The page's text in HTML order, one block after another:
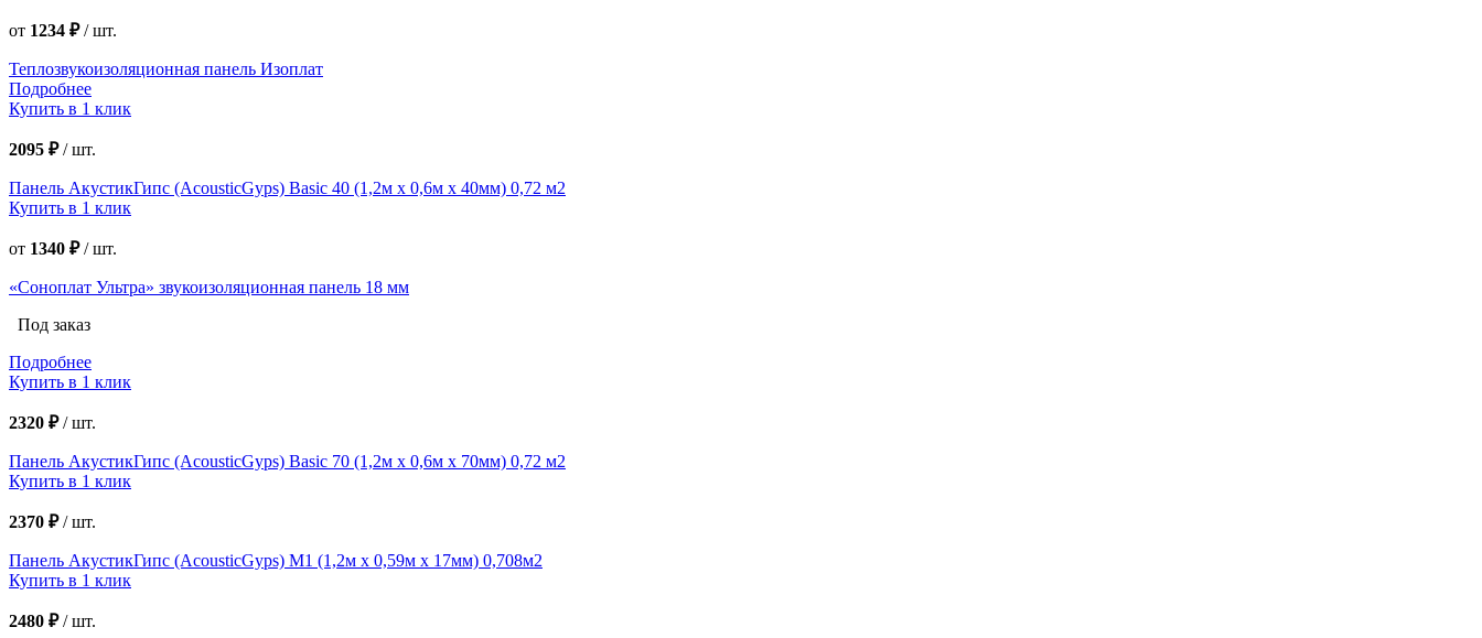
от 1234 ₽/шт.
Теплозвукоизоляционная панель Изоплат
Подробнее
Купить в 1 клик
2095 ₽/шт.
Панель АкустикГипс (AcousticGyps) Basic 40 (1,2м x 0,6м x 40мм) 0,72 м2
Купить в 1 клик
от 1340 ₽/шт.
«Соноплат Ультра» звукоизоляционная панель 18 мм
Под заказ
Подробнее
Купить в 1 клик
2320 ₽/шт.
Панель АкустикГипс (AcousticGyps) Basic 70 (1,2м x 0,6м x 70мм) 0,72 м2
Купить в 1 клик
2370 ₽/шт.
Панель АкустикГипс (AcousticGyps) M1 (1,2м x 0,59м x 17мм) 0,708м2
Купить в 1 клик
2480 ₽/шт.